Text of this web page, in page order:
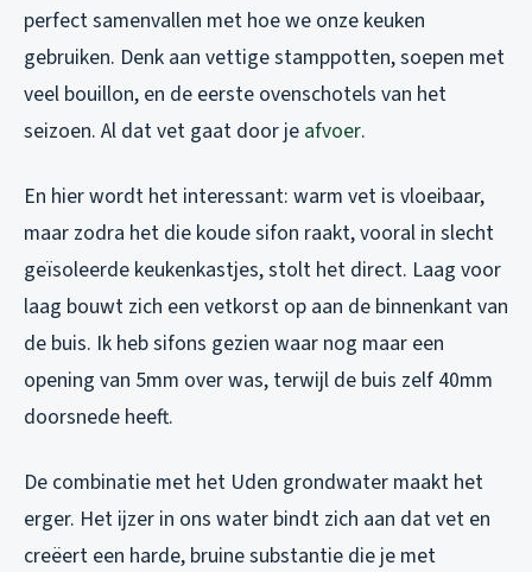
perfect samenvallen met hoe we onze keuken
gebruiken. Denk aan vettige stamppotten, soepen met
veel bouillon, en de eerste ovenschotels van het
seizoen. Al dat vet gaat door je afvoer.
En hier wordt het interessant: warm vet is vloeibaar,
maar zodra het die koude sifon raakt, vooral in slecht
geïsoleerde keukenkastjes, stolt het direct. Laag voor
laag bouwt zich een vetkorst op aan de binnenkant van
de buis. Ik heb sifons gezien waar nog maar een
opening van 5mm over was, terwijl de buis zelf 40mm
doorsnede heeft.
De combinatie met het Uden grondwater maakt het
erger. Het ijzer in ons water bindt zich aan dat vet en
creëert een harde, bruine substantie die je met